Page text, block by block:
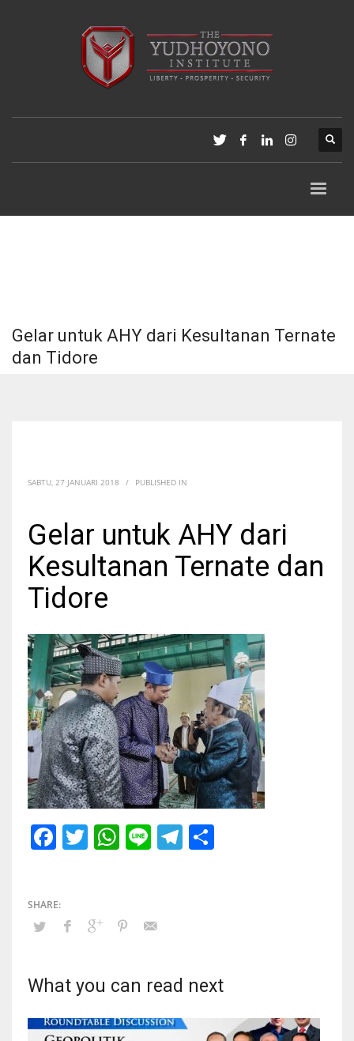
Gelar untuk AHY dari Kesultanan Ternate
dan Tidore
SABTU, 27 JANUARI 2018 / PUBLISHED IN
Gelar untuk AHY dari
Kesultanan Ternate dan
Tidore
Facebook
Twitter
WhatsApp
LineTelegram
What you can read next